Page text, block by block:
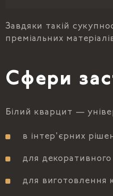
Завдяки такій
преміальних
Сфери
Білий кварцит —
в інтер'єрних
для
для виготовлення